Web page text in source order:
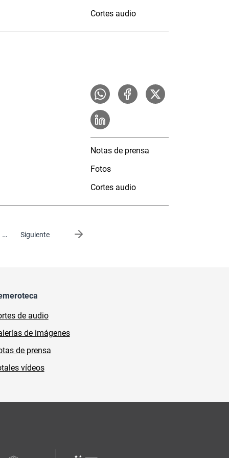
Cortes audio
Notas de prensa
Fotos
Cortes audio
… Siguiente
página
de audio
de imágenes
de prensa
vídeos